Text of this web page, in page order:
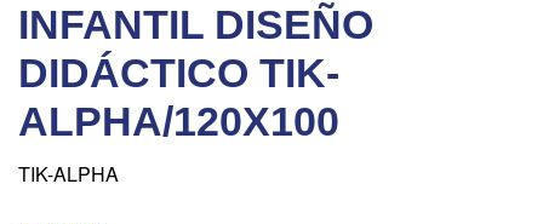
INFANTIL DISEÑO
DIDÁCTICO TIK-
ALPHA/120X100
TIK-ALPHA